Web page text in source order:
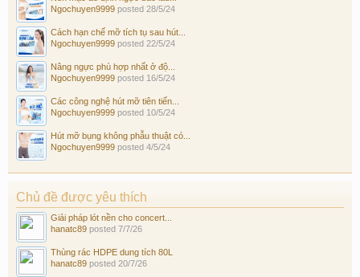
Ngochuyen9999 posted 28/5/24
Cách hạn chế mỡ tích tụ sau hút...
Ngochuyen9999 posted 22/5/24
Nâng ngực phù hợp nhất ở độ...
Ngochuyen9999 posted 16/5/24
Các công nghệ hút mỡ tiên tiến...
Ngochuyen9999 posted 10/5/24
Hút mỡ bụng không phẫu thuật có...
Ngochuyen9999 posted 4/5/24
Chủ đề được yêu thích
Giải pháp lót nền cho concert...
hanatc89 posted 7/7/26
Thùng rác HDPE dung tích 80L
hanatc89 posted 20/7/26